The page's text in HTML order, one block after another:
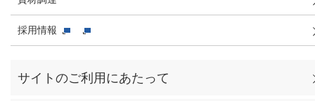
採用情報
サイトのご利用にあたって